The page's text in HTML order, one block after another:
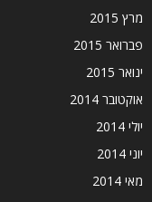
מרץ 2015
פברואר 2015
ינואר 2015
אוקטובר 2014
יולי 2014
יוני 2014
מאי 2014